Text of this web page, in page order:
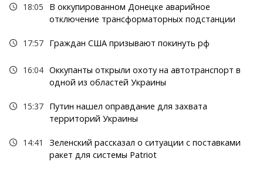
18:05
В оккупированном Донецке аварийное
отключение трансформаторных подстанции
17:57 Граждан США призывают покинуть рф
16:04 Оккупанты открыли охоту на автотранспорт в
одной из областей Украины
15:37 Путин нашел оправдание для захвата
территорий Украины
14:41
Зеленский рассказал о ситуации с поставками
ракет для системы Patriot